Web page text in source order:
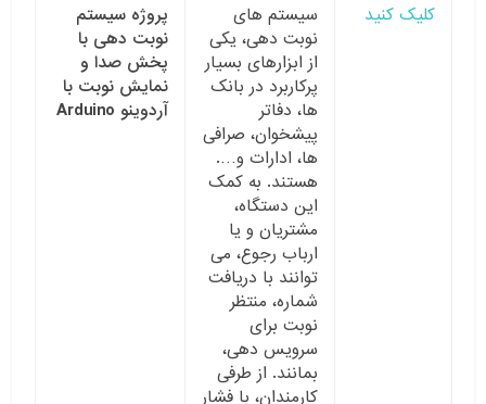
کلیک کنید
سیستم های
نوبت دهی، یکی
از ابزارهای بسیار
پرکاربرد در بانک
ها، دفاتر
پیشخوان، صرافی
ها، ادارات و….
هستند. به کمک
این دستگاه،
مشتریان و یا
ارباب رجوع، می
توانند با دریافت
شماره، منتظر
نوبت برای
سرویس دهی،
بمانند. از طرفی
کارمندان، با فشار
پروژه سیستم
نوبت دهی با
پخش صدا و
نمایش نوبت با
آردوینو Arduino